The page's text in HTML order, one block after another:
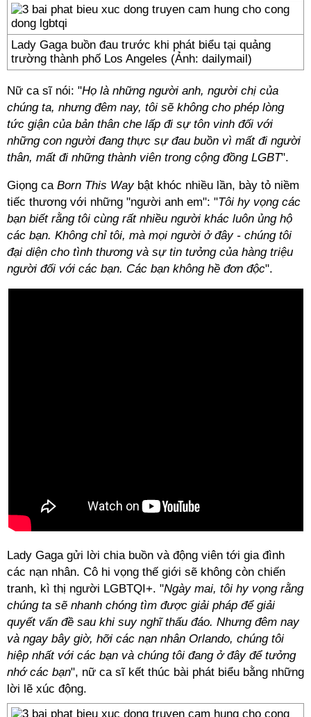
Lady Gaga buồn đau trước khi phát biểu tại quảng
trường thành phố Los Angeles (Ảnh: dailymail)
Nữ ca sĩ nói: "Họ là những người anh, người chị của
chúng ta, nhưng đêm nay, tôi sẽ không cho phép lòng
tức giận của bản thân che lấp đi sự tôn vinh đối với
những con người đang thực sự đau buồn vì mất đi người
thân, mất đi những thành viên trong cộng đồng LGBT".
Giọng ca Born This Waybật khóc nhiều lần, bày tỏ niềm
tiếc thương với những "người anh em": "Tôi hy vọng các
bạn biết rằng tôi cùng rất nhiều người khác luôn ủng hộ
các bạn. Không chỉ tôi, mà mọi người ở đây - chúng tôi
đại diện cho tình thương và sự tin tưởng của hàng triệu
người đối với các bạn. Các bạn không hề đơn độc".
Lady Gaga gửi lời chia buồn và động viên tới gia đình
các nạn nhân. Cô hi vọng thế giới sẽ không còn chiến
tranh, kì thị người LGBTQI+. "Ngày mai, tôi hy vọng rằng
chúng ta sẽ nhanh chóng tìm được giải pháp để giải
quyết vấn đề sau khi suy nghĩ thấu đáo. Nhưng đêm nay
và ngay bây giờ, hỡi các nạn nhân Orlando, chúng tôi
hiệp nhất với các bạn và chúng tôi đang ở đây để tưởng
nhớ các bạn", nữ ca sĩ kết thúc bài phát biểu bằng những
lời lẽ xúc động.